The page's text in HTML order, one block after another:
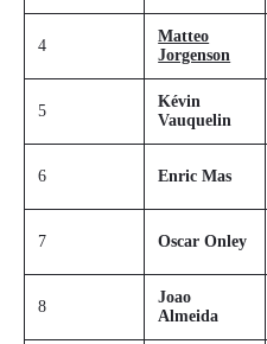
4
Matteo
Jorgenson
5
Kévin
Vauquelin
6 Enric Mas
7 Oscar Onley
8
Joao
Almeida